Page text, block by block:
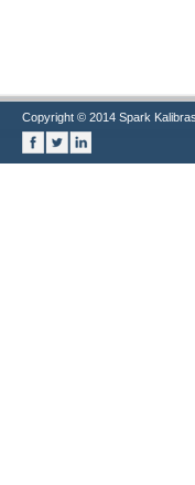
Copyright © 2014 Spark